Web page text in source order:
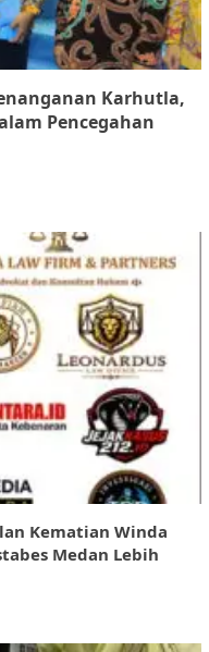
Karhutla,
Pencegahan
Kematian Winda
Medan Lebih